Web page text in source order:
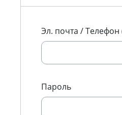
Эл. почта / Телефон
Пароль